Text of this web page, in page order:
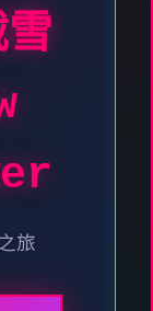
旅